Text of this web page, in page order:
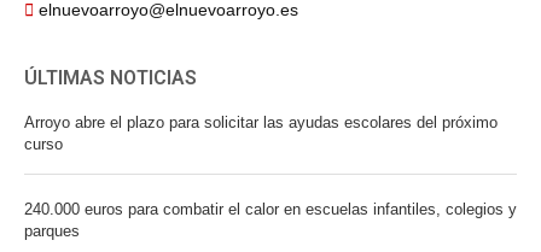
elnuevoarroyo@elnuevoarroyo.es
ÚLTIMAS NOTICIAS
Arroyo abre el plazo para solicitar las ayudas escolares del próximo
curso
240.000 euros para combatir el calor en escuelas infantiles, colegios y
parques